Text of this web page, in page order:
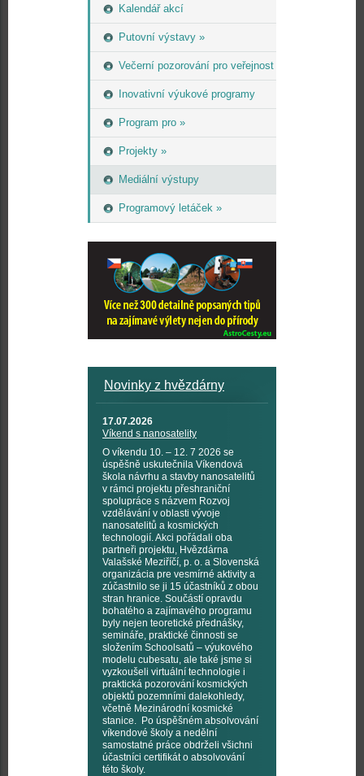
Kalendář akcí
Putovní výstavy »
Večerní pozorování pro veřejnost
Inovativní výukové programy
Program pro »
Projekty »
Mediální výstupy
Programový letáček »
Novinky z hvězdárny
17.07.2026
Víkend s nanosatelity
O víkendu 10. – 12. 7 2026 se
úspěšně uskutečnila Víkendová
škola návrhu a stavby nanosatelitů
v rámci projektu přeshraniční
spolupráce s názvem Rozvoj
vzdělávání v oblasti vývoje
nanosatelitů a kosmických
technologií. Akci pořádali oba
partneři projektu, Hvězdárna
Valašské Meziříčí, p. o. a Slovenská
organizácia pre vesmírné aktivity a
zúčastnilo se ji 15 účastníků z obou
stran hranice. Součástí opravdu
bohatého a zajímavého programu
byly nejen teoretické přednášky,
semináře, praktické činnosti se
složením Schoolsatů – výukového
modelu cubesatu, ale také jsme si
vyzkoušeli virtuální technologie i
praktická pozorování kosmických
objektů pozemními dalekohledy,
včetně Mezinárodní kosmické
stanice. Po úspěšném absolvování
víkendové školy a nedělní
samostatné práce obdrželi všichni
účastníci certifikát o absolvování
této školy.